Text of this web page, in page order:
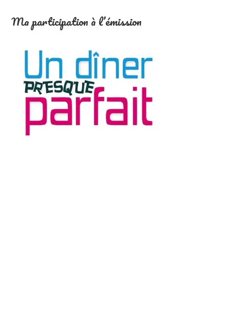
Ma participation à l’émission